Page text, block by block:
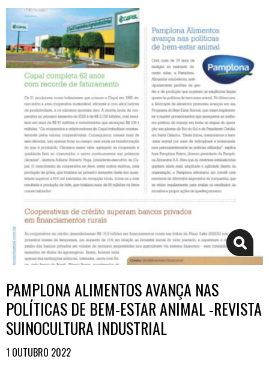
PAMPLONA ALIMENTOS AVANÇA NAS
POLÍTICAS DE BEM-ESTAR ANIMAL -REVISTA
SUINOCULTURA INDUSTRIAL
1 OUTUBRO 2022